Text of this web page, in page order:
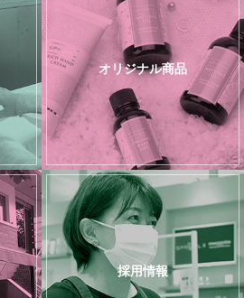
オリジナル商品
採用情報